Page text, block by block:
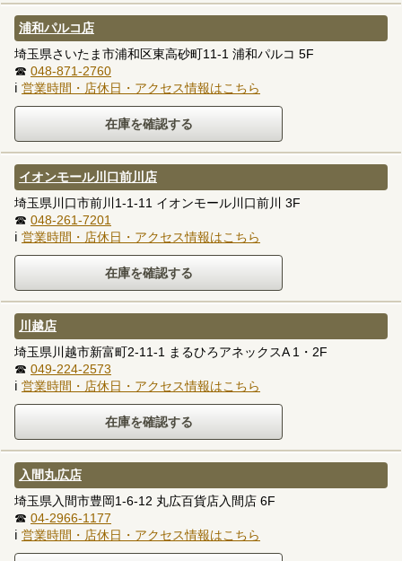
浦和パルコ店
埼玉県さいたま市浦和区東高砂町11-1 浦和パルコ 5F
☎ 048-871-2760
ℹ 営業時間・店休日・アクセス情報はこちら
イオンモール川口前川店
埼玉県川口市前川1-1-11 イオンモール川口前川 3F
☎ 048-261-7201
ℹ 営業時間・店休日・アクセス情報はこちら
川越店
埼玉県川越市新富町2-11-1 まるひろアネックスA 1・2F
☎ 049-224-2573
ℹ 営業時間・店休日・アクセス情報はこちら
入間丸広店
埼玉県入間市豊岡1-6-12 丸広百貨店入間店 6F
☎ 04-2966-1177
ℹ 営業時間・店休日・アクセス情報はこちら